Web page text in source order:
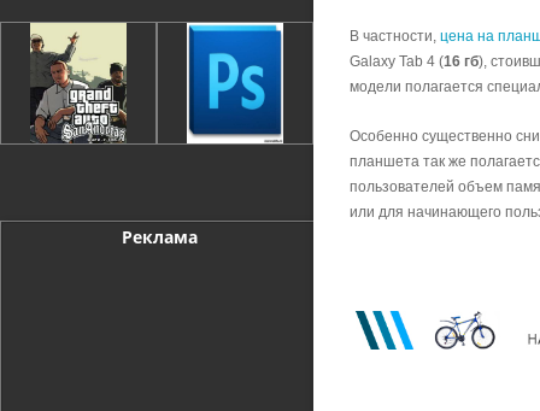
Реклама
В частности, цена на
Galaxy Tab 4 (16 гб),
модели полагается
Особенно существенно
планшета так же
пользователей объем
или для начинающего